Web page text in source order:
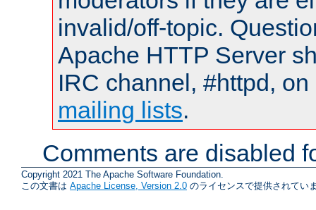
invalid/off-topic.
Apache HTTP Server
IRC channel, #httpd,
mailing lists.
Comments are disabled
Copyright 2021 The Apache Software Foundation.
この文書は Apache License, Version 2.0 のライセンスで提供されてい